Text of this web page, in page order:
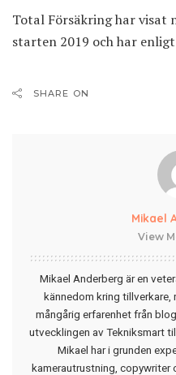
Total Försäkring har visat
starten 2019 och har
SHARE ON
Mikael
View
Mikael Anderberg är en
kännedom kring tillverkare,
mångårig erfarenhet från
utvecklingen av Tekniksmart
Mikael har i grunden
kamerautrustning, copywriter